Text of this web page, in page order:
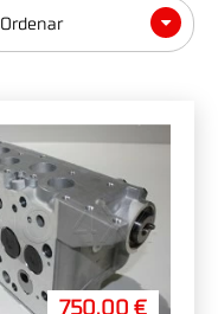
Ordenar
750,00 €